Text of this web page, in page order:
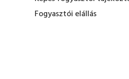
Fogyasztói elállás